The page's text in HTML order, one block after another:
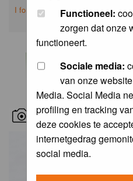
Functioneel:
zorgen dat onze
functioneert.
Sociale media:
van onze
Media. Social Media
profiling en tracking
deze cookies te
internetgedrag
social media.
I forgot my password
RECENT BIRD PICS